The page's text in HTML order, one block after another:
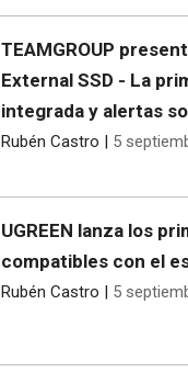
TEAMGROUP
External SSD - La
integrada y alertas
Rubén Castro | 5
UGREEN lanza los
compatibles con el
Rubén Castro | 5